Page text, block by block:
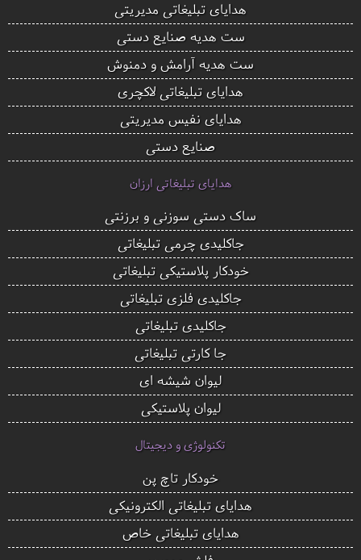
هدایای تبلیغاتی مدیریتی
ست هدیه صنایع دستی
ست هدیه آرامش و دمنوش
هدایای تبلیغاتی لاکچری
هدایای نفیس مدیریتی
صنایع دستی
هدایای تبلیغاتی ارزان
ساک دستی سوزنی و برزنتی
جاکلیدی چرمی تبلیغاتی
خودکار پلاستیکی تبلیغاتی
جاکلیدی فلزی تبلیغاتی
جاکلیدی تبلیغاتی
جا کارتی تبلیغاتی
لیوان شیشه ای
لیوان پلاستیکی
تکنولوژی و دیجیتال
خودکار تاچ پن
هدایای تبلیغاتی الکترونیکی
هدایای تبلیغاتی خاص